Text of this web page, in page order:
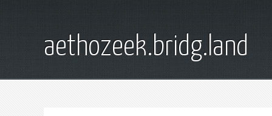
aethozeek.bridg.land